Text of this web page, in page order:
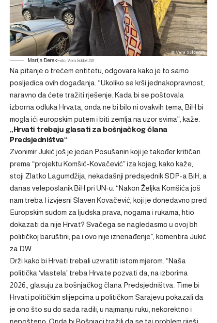
Marija Đerek Foto: Vera Soldo/DW
Na pitanje o trećem entitetu, odgovara kako je to samo
posljedica ovih događanja. “Ukoliko se krši jednakopravnost,
naravno da ćete tražiti rješenje. Kada bi se poštovala
izborna odluka Hrvata, onda ne bi bilo ni ovakvih tema, BiH bi
mogla ići europskim putem i biti zemlja na uzor svima”, kaže.
„Hrvati trebaju glasati za bošnjačkog člana
Predsjedništva“
Zvonimir Jukić još je jedan Posušanin koji je također kritičan
prema “projektu Komšić-Kovačević” iza kojeg, kako kaže,
stoji Zlatko Lagumdžija, nekadašnji predsjednik SDP-a BiH, a
danas veleposlanik BiH pri UN-u. “Nakon Željka Komšića još
nam treba I izvjesni Slaven Kovačević, koji je donedavno pred
Europskim sudom za ljudska prava, nogama i rukama, htio
dokazati da nije Hrvat? Svačega se nagledasmo u ovoj bh
političkoj baruštini, pa i ovo nije iznenađenje”, komentira Jukić
za DW.
Drži kako bi Hrvati trebali uzvratiti istom mjerom. “Naša
politička ‘vlastela’ treba Hrvate pozvati da, na izborima
2026., glasuju za bošnjačkog člana Predsjedništva. Time bi
Hrvati političkim slijepcima u političkom Sarajevu pokazali da
je ono što su do sada radili, u najmanju ruku, nekorektno i
nepošteno. Onda bi Bošnjaci tražili da se taj problem riješi